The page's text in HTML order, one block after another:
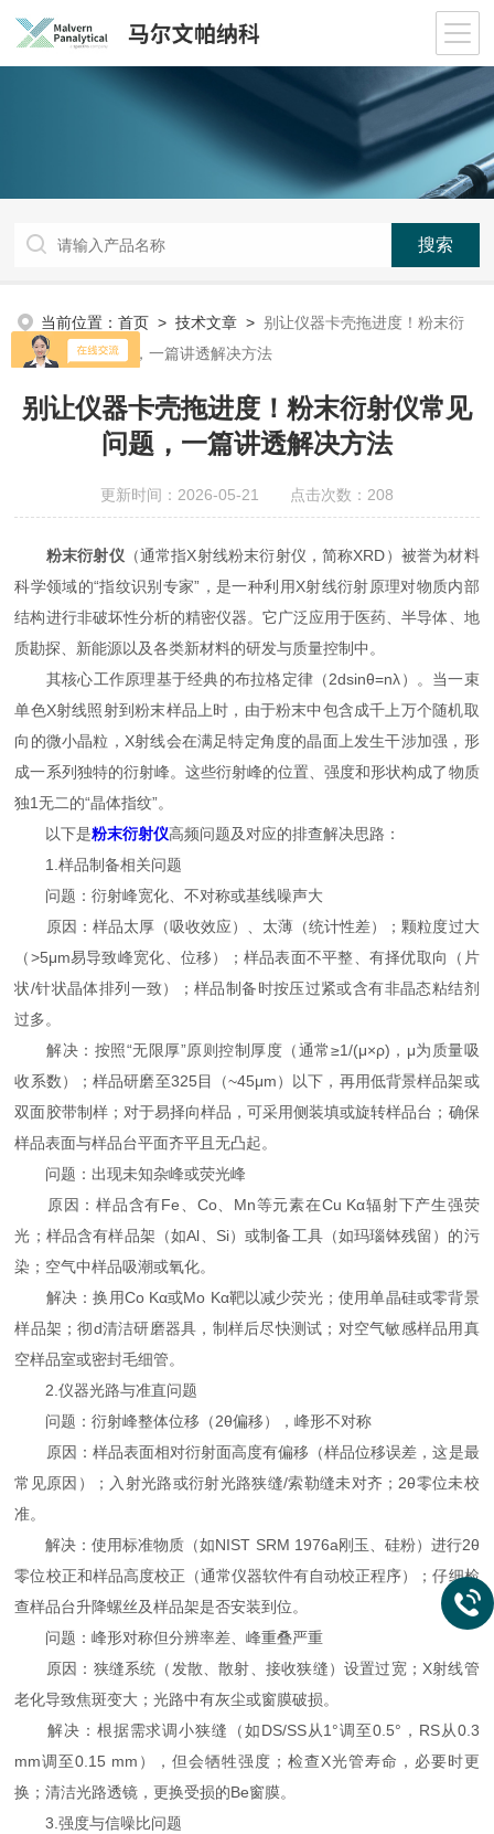
当前位置：首页 >技术文章 > 别让仪器卡壳拖进度！粉末衍
射仪常见问题，一篇讲透解决方法
别让仪器卡壳拖进度！粉末衍射仪常见
问题，一篇讲透解决方法
更新时间：2026-05-21 点击次数：208
粉末衍射仪（通常指X射线粉末衍射仪，简称XRD）被誉为材料
科学领域的“指纹识别专家”，是一种利用X射线衍射原理对物质内部
结构进行非破坏性分析的精密仪器。它广泛应用于医药、半导体、地
质勘探、新能源以及各类新材料的研发与质量控制中。
其核心工作原理基于经典的布拉格定律（2dsinθ=nλ）。当一束
单色X射线照射到粉末样品上时，由于粉末中包含成千上万个随机取
向的微小晶粒，X射线会在满足特定角度的晶面上发生干涉加强，形
成一系列独特的衍射峰。这些衍射峰的位置、强度和形状构成了物质
独1无二的“晶体指纹”。
以下是粉末衍射仪高频问题及对应的排查解决思路：
1.样品制备相关问题
问题：衍射峰宽化、不对称或基线噪声大
原因：样品太厚（吸收效应）、太薄（统计性差）；颗粒度过大
（>5μm易导致峰宽化、位移）；样品表面不平整、有择优取向（片
状/针状晶体排列一致）；样品制备时按压过紧或含有非晶态粘结剂
过多。
解决：按照“无限厚”原则控制厚度（通常≥1/(μ×ρ)，μ为质量吸
收系数）；样品研磨至325目（~45μm）以下，再用低背景样品架或
双面胶带制样；对于易择向样品，可采用侧装填或旋转样品台；确保
样品表面与样品台平面齐平且无凸起。
问题：出现未知杂峰或荧光峰
原因：样品含有Fe、Co、Mn等元素在Cu Kα辐射下产生强荧
光；样品含有样品架（如Al、Si）或制备工具（如玛瑙钵残留）的污
染；空气中样品吸潮或氧化。
解决：换用Co Kα或Mo Kα靶以减少荧光；使用单晶硅或零背景
样品架；彻d清洁研磨器具，制样后尽快测试；对空气敏感样品用真
空样品室或密封毛细管。
2.仪器光路与准直问题
问题：衍射峰整体位移（2θ偏移），峰形不对称
原因：样品表面相对衍射面高度有偏移（样品位移误差，这是最
常见原因）；入射光路或衍射光路狭缝/索勒缝未对齐；2θ零位未校
准。
解决：使用标准物质（如NIST SRM 1976a刚玉、硅粉）进行2θ
零位校正和样品高度校正（通常仪器软件有自动校正程序）；仔细检
查样品台升降螺丝及样品架是否安装到位。
问题：峰形对称但分辨率差、峰重叠严重
原因：狭缝系统（发散、散射、接收狭缝）设置过宽；X射线管
老化导致焦斑变大；光路中有灰尘或窗膜破损。
解决：根据需求调小狭缝（如DS/SS从1°调至0.5°，RS从0.3
mm调至0.15 mm），但会牺牲强度；检查X光管寿命，必要时更
换；清洁光路透镜，更换受损的Be窗膜。
3.强度与信噪比问题